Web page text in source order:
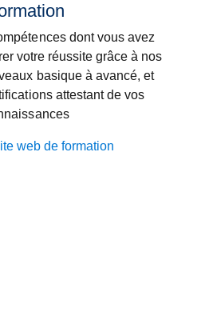
dont vous avez
votre réussite grâce à nos
basique à avancé, et
attestant de vos
web de formation